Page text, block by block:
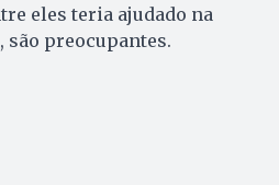
eles teria ajudado na
são preocupantes.